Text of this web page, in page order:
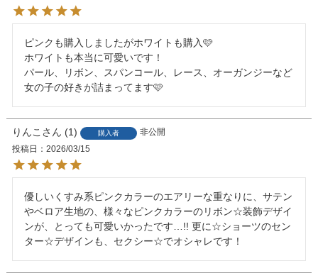
ピンクも購入しましたがホワイトも購入🩷
ホワイトも本当に可愛いです！
パール、リボン、スパンコール、レース、オーガンジーなど
女の子の好きが詰まってます🩷
りんこ 1 購入者
非公開
投稿日
2026/03/15
優しいくすみ系ピンクカラーのエアリーな重なりに、サテン
やベロア生地の、様々なピンクカラーのリボン☆装飾デザイ
ンが、とっても可愛いかったです…!! 更に☆ショーツのセン
ター☆デザインも、セクシー☆でオシャレです！